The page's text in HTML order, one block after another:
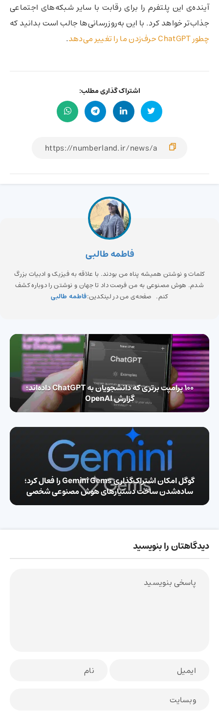
آینده‌ی این پلتفرم را برای رقابت با سایر شبکه‌های اجتماعی
جذاب‌تر خواهد کرد. با این به‌روز‌رسانی‌ها جالب است بدانید که
چطور ChatGPT حرف‌زدن ما را تغییر می‌دهد
.
اشتراک گذاری مطلب:
فاطمه طالبی
کلمات و نوشتن همیشه پناه من بودند. با علاقه به فیزیک و ادبیات بزرگ
شدم. هوش مصنوعی به من فرصت داد تا جهان و نوشتن را دوباره کشف
کنم. صفحه‌ی من در لینکدین:فاطمه طالبی
۱۰۰ پرامپت برتری که دانشجویان به ChatGPT داده‌اند؛
گزارش OpenAI
گوگل امکان اشتراک‌گذاری Gemini Gems را فعال کرد؛
ساده‌شدن ساخت دستیارهای هوش مصنوعی شخصی
دیدگاهتان را بنویسید